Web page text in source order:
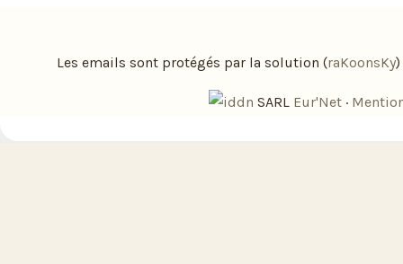
Les emails sont protégés par la solution (raKoonsKy)
SARL Eur'Net ·